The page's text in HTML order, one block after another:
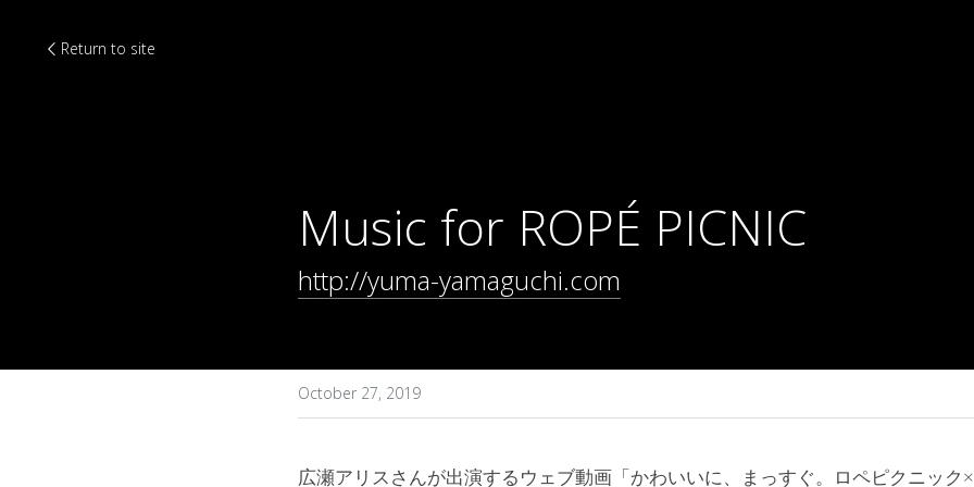
Return to site
Music for ROPÉ PICNIC
http://yuma-yamaguchi.com
October 27, 2019
広瀬アリスさんが出演するウェブ動画「かわいいに、まっすぐ。ロペピクニック